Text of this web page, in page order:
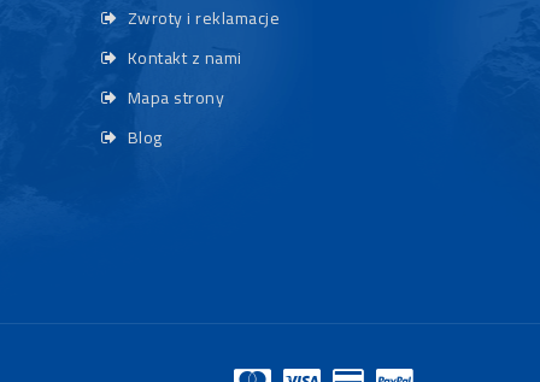
Zwroty i reklamacje
Kontakt z nami
Mapa strony
Blog